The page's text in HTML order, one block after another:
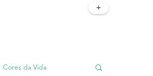
Cores da Vida
+